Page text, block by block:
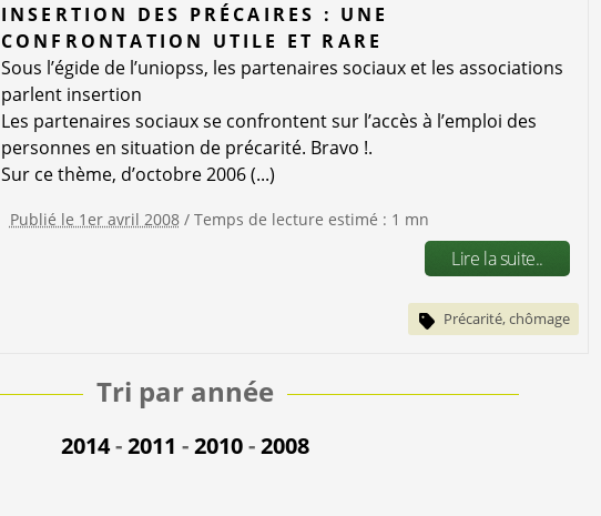
INSERTION DES PRÉCAIRES : UNE
CONFRONTATION UTILE ET RARE
Sous l’égide de l’uniopss, les partenaires sociaux et les associations
parlent insertion
Les partenaires sociaux se confrontent sur l’accès à l’emploi des
personnes en situation de précarité. Bravo !.
Sur ce thème, d’octobre 2006 (...)
Publié le 1er avril 2008/ Temps de lecture estimé : 1 mn
Lire la suite..
Précarité, chômage
Tri par année
2014-2011 -2010-2008